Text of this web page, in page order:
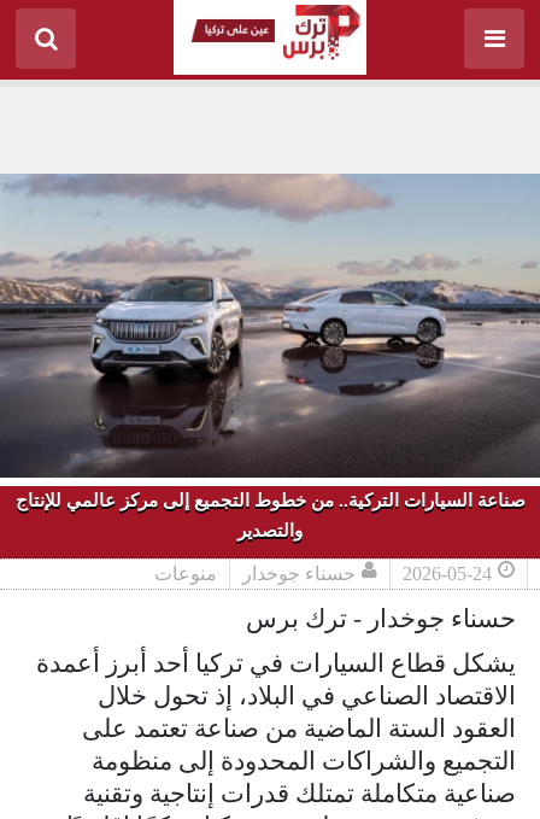
صناعة السيارات التركية.. من خطوط التجميع إلى مركز عالمي للإنتاج
والتصدير
2026-05-24 حسناء جوخدار منوعات
حسناء جوخدار - ترك برس
يشكل قطاع السيارات في تركيا أحد أبرز أعمدة
الاقتصاد الصناعي في البلاد، إذ تحول خلال
العقود الستة الماضية من صناعة تعتمد على
التجميع والشراكات المحدودة إلى منظومة
صناعية متكاملة تمتلك قدرات إنتاجية وتقنية